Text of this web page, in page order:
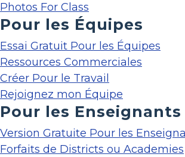
Photos For Class
Pour les Équipes
Essai Gratuit Pour les Équipes
Ressources Commerciales
Créer Pour le Travail
Rejoignez mon Équipe
Pour les Enseignants
Version Gratuite Pour les
Forfaits de Districts ou Academies